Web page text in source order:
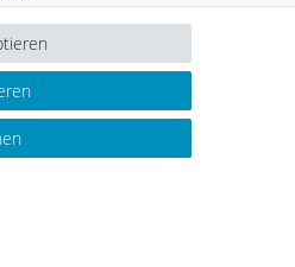
dass ich die
Meine Einwilligung kann ich